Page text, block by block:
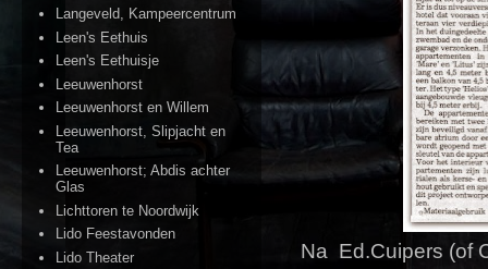
Na Ed.Cuipers (of
Langeveld, Kampeercentrum
Leen's Eethuis
Leen's Eethuisje
Leeuwenhorst
Leeuwenhorst en Willem
Leeuwenhorst, Slipjacht en
Tea
Leeuwenhorst; Abdis achter
Glas
Lichttoren te Noordwijk
Lido Feestavonden
Lido Theater